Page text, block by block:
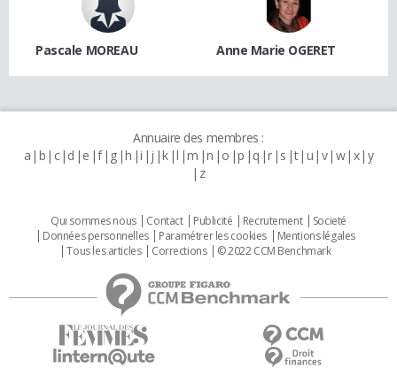
Pascale MOREAU Anne Marie OGERET
Annuaire des membres :
a b c d e f g h i j k l m n o p q r s t u v w x y
z
Qui sommes nous Contact Publicité Recrutement
Societé
Données personnelles
Paramétrer les cookies
Mentions légales
Tous les articles
Corrections © 2022 CCM Benchmark